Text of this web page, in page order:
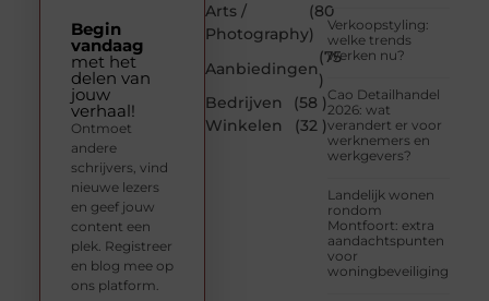
Arts /
Photography
(80
)
Aanbiedingen
(75
)
Bedrijven
(58 )
Winkelen
(32 )
Verkoopstyling:
welke trends
werken nu?
Cao Detailhandel
2026: wat
verandert er voor
werknemers en
werkgevers?
Landelijk wonen
rondom
Montfoort: extra
aandachtspunten
voor
woningbeveiliging
Begin
vandaag
met het
delen van
jouw
verhaal!
Ontmoet
andere
schrijvers, vind
nieuwe lezers
en geef jouw
content een
plek. Registreer
en blog mee op
ons platform.